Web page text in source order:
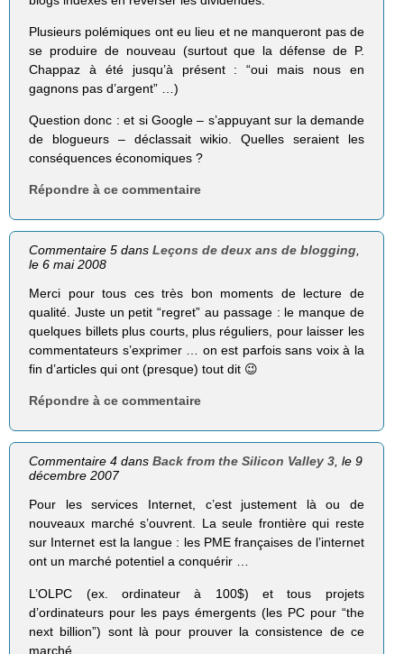
Plusieurs polémiques ont eu lieu et ne manqueront pas de
se produire de nouveau (surtout que la défense de P.
Chappaz à été jusqu’à présent : “oui mais nous en
gagnons pas d’argent” …)
Question donc : et si Google – s’appuyant sur la demande
de blogueurs – déclassait wikio. Quelles seraient les
conséquences économiques ?
Répondre à ce commentaire
Commentaire 5 dansLeçons de deux ans de blogging
le 6 mai 2008
Merci pour tous ces très bon moments de lecture de
qualité. Juste un petit “regret” au passage : le manque de
quelques billets plus courts, plus réguliers, pour laisser les
commentateurs s’exprimer … on est parfois sans voix à la
fin d’articles qui ont (presque) tout dit 😉
Répondre à ce commentaire
Commentaire 4 dansBack from the Silicon Valley 3, le 9
décembre 2007
Pour les services Internet, c’est justement là ou de
nouveaux marché s’ouvrent. La seule frontière qui reste
sur Internet est la langue : les PME françaises de l’internet
ont un marché potentiel a conquérir …
L’OLPC (ex. ordinateur à 100$) et tous projets
d’ordinateurs pour les pays émergents (les PC pour “the
next billion”) sont là pour prouver la consistence de ce
marché.